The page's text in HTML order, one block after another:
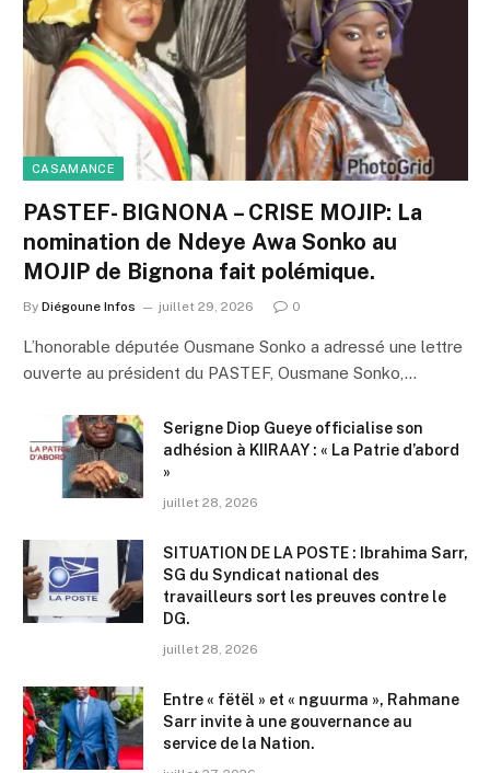
CASAMANCE
PASTEF- BIGNONA – CRISE MOJIP: La
nomination de Ndeye Awa Sonko au
MOJIP de Bignona fait polémique.
By Diégoune Infos juillet 29, 2026 0
L’honorable députée Ousmane Sonko a adressé une lettre
ouverte au président du PASTEF, Ousmane Sonko,…
Serigne Diop Gueye officialise son
adhésion à KIIRAAY : « La Patrie d’abord
»
juillet 28, 2026
SITUATION DE LA POSTE : Ibrahima Sarr,
SG du Syndicat national des
travailleurs sort les preuves contre le
DG.
juillet 28, 2026
Entre « fëtël » et « nguurma », Rahmane
Sarr invite à une gouvernance au
service de la Nation.